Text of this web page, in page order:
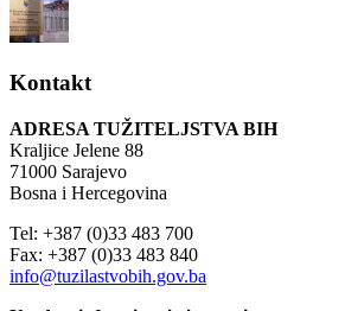
Kontakt
ADRESA TUŽITELJSTVA BIH
Kraljice Jelene 88
71000 Sarajevo
Bosna i Hercegovina
Tel: +387 (0)33 483 700
Fax: +387 (0)33 483 840
info@tuzilastvobih.gov.ba